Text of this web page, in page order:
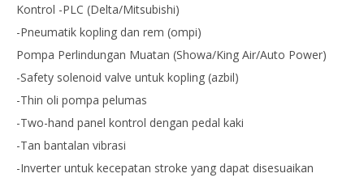
Kontrol -PLC (Delta/Mitsubishi)
-Pneumatik kopling dan rem (ompi)
Pompa Perlindungan Muatan (Showa/King Air/Auto Power)
-Safety solenoid valve untuk kopling (azbil)
-Thin oli pompa pelumas
-Two-hand panel kontrol dengan pedal kaki
-Tan bantalan vibrasi
-Inverter untuk kecepatan stroke yang dapat disesuaikan